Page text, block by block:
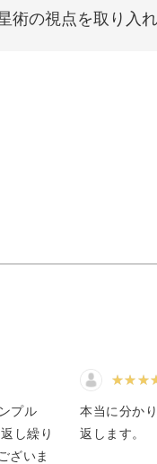
術の視点を取り入
プル
し繰り
ざいま
本当に分か
返します。